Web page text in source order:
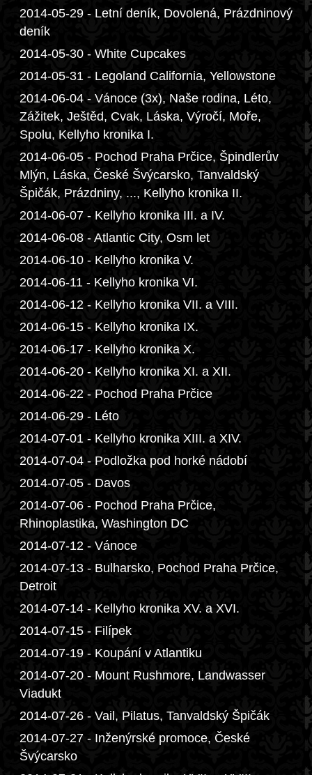
2014-05-29 - Letní deník, Dovolená, Prázdninový
deník
2014-05-30 - White Cupcakes
2014-05-31 - Legoland California, Yellowstone
2014-06-04 - Vánoce (3x), Naše rodina, Léto,
Zážitek, Ještěd, Cvak, Láska, Výročí, Moře,
Spolu, Kellyho kronika I.
2014-06-05 - Pochod Praha Prčice, Špindlerův
Mlýn, Láska, České Švýcarsko, Tanvaldský
Špičák, Prázdniny, ..., Kellyho kronika II.
2014-06-07 - Kellyho kronika III. a IV.
2014-06-08 - Atlantic City, Osm let
2014-06-10 - Kellyho kronika V.
2014-06-11 - Kellyho kronika VI.
2014-06-12 - Kellyho kronika VII. a VIII.
2014-06-15 - Kellyho kronika IX.
2014-06-17 - Kellyho kronika X.
2014-06-20 - Kellyho kronika XI. a XII.
2014-06-22 - Pochod Praha Prčice
2014-06-29 - Léto
2014-07-01 - Kellyho kronika XIII. a XIV.
2014-07-04 - Podložka pod horké nádobí
2014-07-05 - Davos
2014-07-06 - Pochod Praha Prčice,
Rhinoplastika, Washington DC
2014-07-12 - Vánoce
2014-07-13 - Bulharsko, Pochod Praha Prčice,
Detroit
2014-07-14 - Kellyho kronika XV. a XVI.
2014-07-15 - Filípek
2014-07-19 - Koupání v Atlantiku
2014-07-20 - Mount Rushmore, Landwasser
Viadukt
2014-07-26 - Vail, Pilatus, Tanvaldský Špičák
2014-07-27 - Inženýrské promoce, České
Švýcarsko